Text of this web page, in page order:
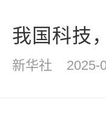
我国科技
新华社 2025-